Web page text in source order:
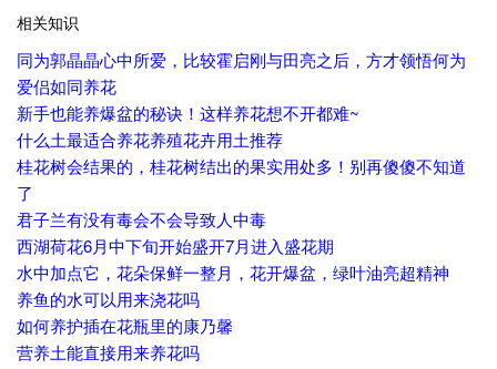
相关知识
同为郭晶晶心中所爱，比较霍启刚与田亮之后，方才领悟何为
爱侣如同养花
新手也能养爆盆的秘诀！这样养花想不开都难~
什么土最适合养花养殖花卉用土推荐
桂花树会结果的，桂花树结出的果实用处多！别再傻傻不知道
了
君子兰有没有毒会不会导致人中毒
西湖荷花6月中下旬开始盛开7月进入盛花期
水中加点它，花朵保鲜一整月，花开爆盆，绿叶油亮超精神
养鱼的水可以用来浇花吗
如何养护插在花瓶里的康乃馨
营养土能直接用来养花吗